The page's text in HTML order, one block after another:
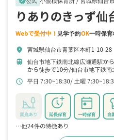
りありのきっず仙
Webで受付中！ 見学予約OK一時保育
location_on 宮城県仙台市青葉区本町1-10-
train 仙台市地下鉄南北線広瀬通駅か
から徒歩で10分 仙台市地下鉄
分
schedule 平日 7:30~18:30 土曜
園庭あり 延長保育 一時保育 自
…他24件の特徴あり